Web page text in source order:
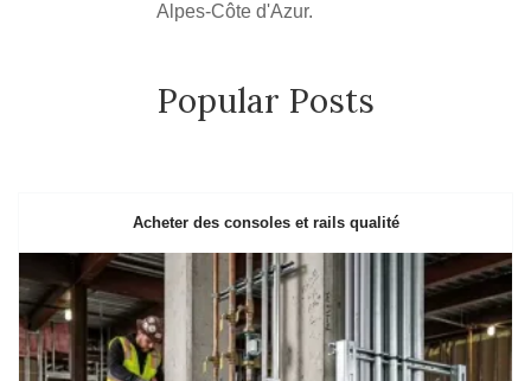
Alpes-Côte d'Azur.
Popular Posts
Acheter des consoles et rails qualité